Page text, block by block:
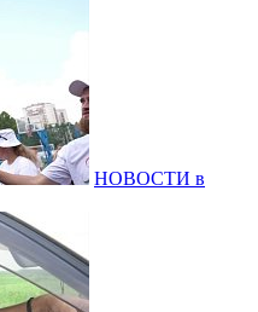
НОВОСТИ в